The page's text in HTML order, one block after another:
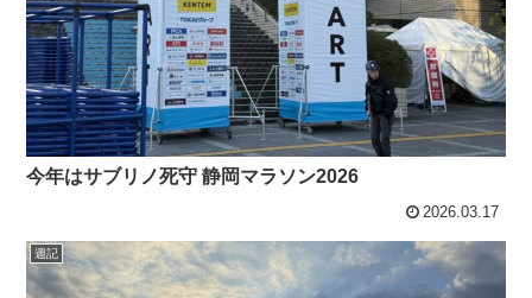
今年はサブリノ死守 静岡マラソン2026
2026.03.17
週記